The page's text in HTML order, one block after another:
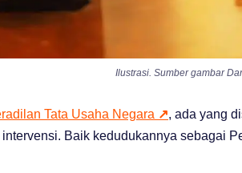
Ilustrasi. Sumber gambar
Tata Usaha Negara ↗, ada yang
Baik kedudukannya sebagai